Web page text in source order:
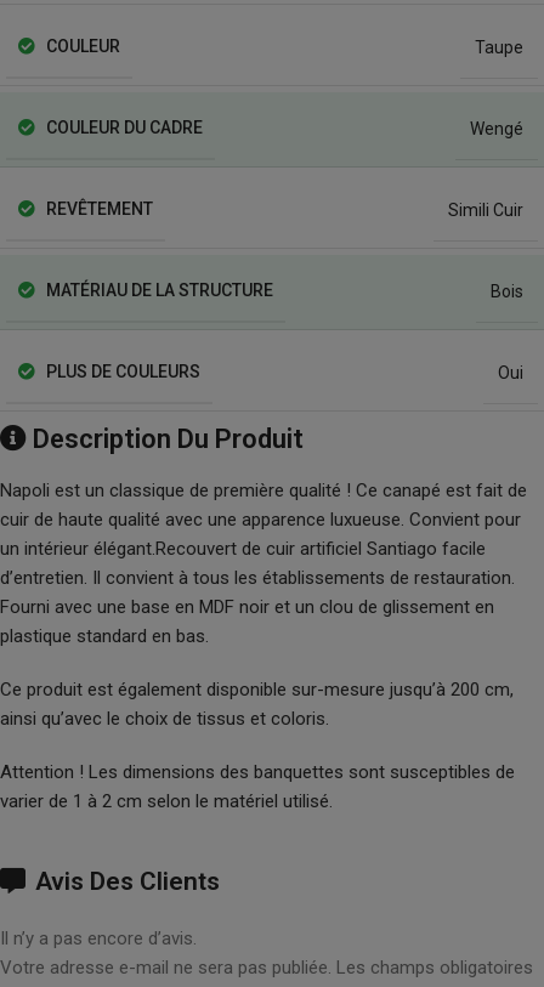
COULEUR Taupe
COULEUR DU CADRE Wengé
REVÊTEMENT Simili Cuir
MATÉRIAU DE LA STRUCTURE Bois
PLUS DE COULEURS Oui
Description Du Produit
Napoli est un classique de première qualité ! Ce canapé est fait de
cuir de haute qualité avec une apparence luxueuse. Convient pour
un intérieur élégant.Recouvert de cuir artificiel Santiago facile
d’entretien. Il convient à tous les établissements de restauration.
Fourni avec une base en MDF noir et un clou de glissement en
plastique standard en bas.
Ce produit est également disponible sur-mesure jusqu’à 200 cm,
ainsi qu’avec le choix de tissus et coloris.
Attention ! Les dimensions des banquettes sont susceptibles de
varier de 1 à 2 cm selon le matériel utilisé.
Avis Des Clients
Il n’y a pas encore d’avis.
Votre adresse e-mail ne sera pas publiée. Les champs obligatoires